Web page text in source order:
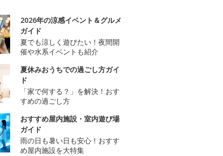
2026年の涼感イベント＆グルメ
ガイド
夏でも涼しく遊びたい！夜間開
催や水系イベントも紹介
夏休みおうちでの過ごし方ガイ
ド
「家で何する？」を解決！おす
すめの過ごし方
おすすめ屋内施設・室内遊び場
ガイド
雨の日も暑い日も安心！おすす
め屋内施設を大特集